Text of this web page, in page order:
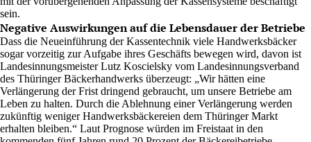
sein.
Negative Auswirkungen auf die Lebensdauer der Betriebe
Dass die Neueinführung der Kassentechnik viele Handwerksbäcker
sogar vorzeitig zur Aufgabe ihres Geschäfts bewegen wird, davon ist
Landesinnungsmeister Lutz Koscielsky vom Landesinnungsverband
des Thüringer Bäckerhandwerks überzeugt: „Wir hätten eine
Verlängerung der Frist dringend gebraucht, um unsere Betriebe am
Leben zu halten. Durch die Ablehnung einer Verlängerung werden
zukünftig weniger Handwerksbäckereien dem Thüringer Markt
erhalten bleiben.“ Laut Prognose würden im Freistaat in den